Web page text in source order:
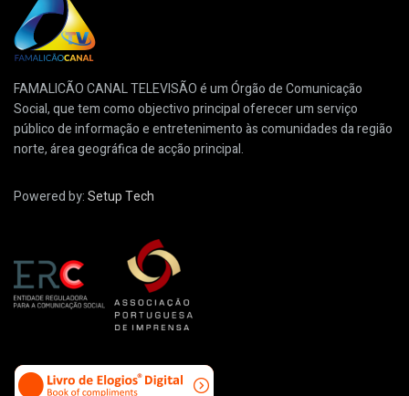
FAMALICÃO CANAL TELEVISÃO é um Órgão de Comunicação
Social, que tem como objectivo principal oferecer um serviço
público de informação e entretenimento às comunidades da região
norte, área geográfica de acção principal.
Powered by:Setup Tech